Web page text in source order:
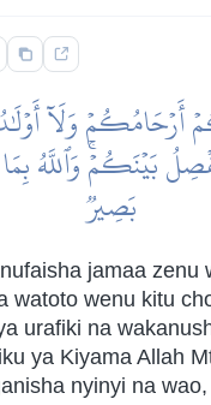
أَرۡحَامُكُمۡ وَلَآ
بَيۡنَكُمۡۚ وَٱللَّهُ
بَصِيرٞ
jamaa zenu
watoto wenu kitu
urafiki na
ya Kiyama Allah
nyinyi na